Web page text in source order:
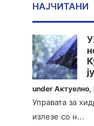
НАЈЧИТАНИ
underАктуелно,
Управата за
излезе со н...